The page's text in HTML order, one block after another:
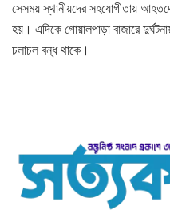
সেসময় স্থানীয়দের সহযোগীতায়
হয়। এদিকে গোয়ালপাড়া বাজারে
চলাচল বন্ধ থাকে।